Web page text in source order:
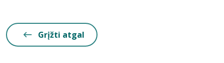
Grįžti atgal